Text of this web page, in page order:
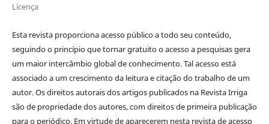
Licença
Esta revista proporciona acesso público a todo seu conteúdo,
seguindo o princípio que tornar gratuito o acesso a pesquisas gera
um maior intercâmbio global de conhecimento. Tal acesso está
associado a um crescimento da leitura e citação do trabalho de um
autor. Os direitos autorais dos artigos publicados na Revista Irriga
são de propriedade dos autores, com direitos de primeira publicação
para o periódico. Em virtude de aparecerem nesta revista de acesso